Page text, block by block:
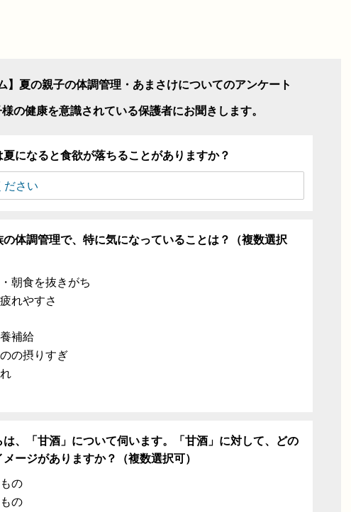
】夏の親子の体調管理・あまさけについてのアンケート
様の健康を意識されている保護者にお聞きします。
夏になると食欲が落ちることがありますか？
の体調管理で、特に気になっていることは？（複数選択
朝食を抜きがち
れやすさ
補給
の摂りすぎ
は、「甘酒」について伺います。「甘酒」に対して、どの
メージがありますか？（複数選択可）
の
の